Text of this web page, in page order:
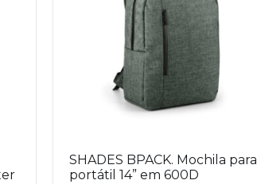
SHADES BPACK. Mochila para
portátil 14” em 600D